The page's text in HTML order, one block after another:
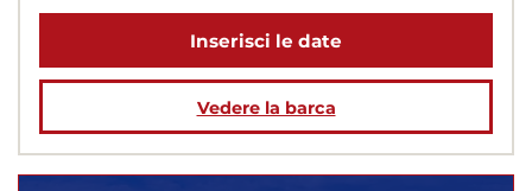
Inserisci le date
Vedere la barca